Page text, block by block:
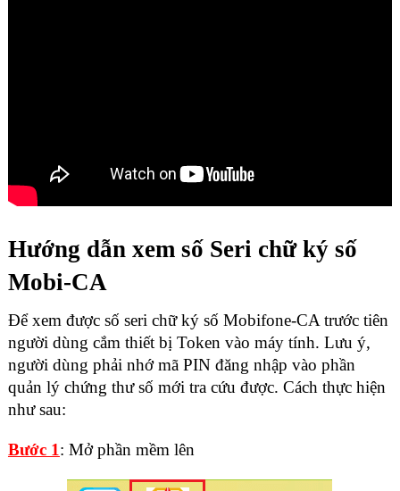
Hướng dẫn xem số Seri chữ ký số
Mobi-CA
Để xem được số seri chữ ký số Mobifone-CA trước tiên
người dùng cắm thiết bị Token vào máy tính. Lưu ý,
người dùng phải nhớ mã PIN đăng nhập vào phần
quản lý chứng thư số mới tra cứu được. Cách thực hiện
như sau:
Bước 1: Mở phần mềm lên